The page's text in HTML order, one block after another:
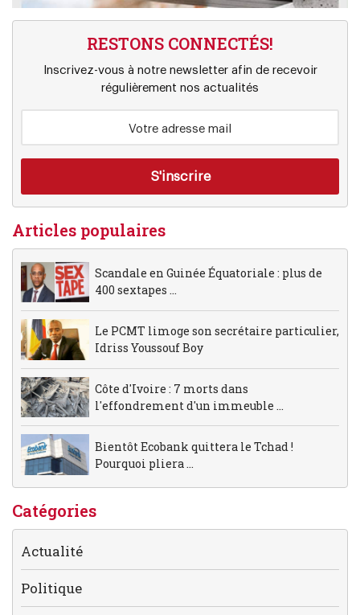
RESTONS CONNECTÉS!
Inscrivez-vous à notre newsletter afin de recevoir
régulièrement nos actualités
Articles populaires
Scandale en Guinée Équatoriale : plus de
400 sextapes ...
Le PCMT limoge son secrétaire particulier,
Idriss Youssouf Boy
Côte d'Ivoire : 7 morts dans
l'effondrement d'un immeuble ...
Bientôt Ecobank quittera le Tchad !
Pourquoi pliera ...
Catégories
Actualité
Politique